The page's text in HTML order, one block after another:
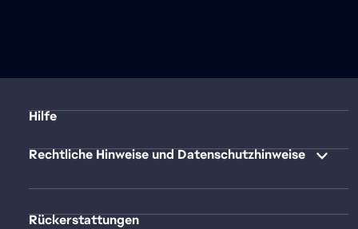
Hilfe
Rechtliche Hinweise und Datenschutzhinweise
Rückerstattungen